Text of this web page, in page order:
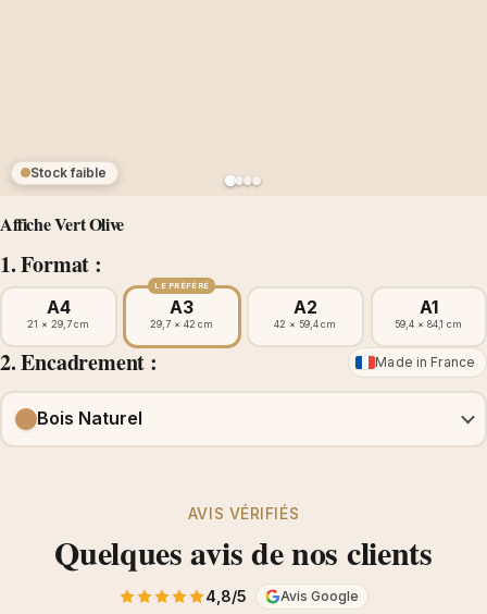
Affiche Vert Olive
1. Format :
Stock faible
A4
21 × 29,7 cm
LE PRÉFÉRÉ
A3
29,7 × 42 cm
A2
42 × 59,4 cm
A1
59,4 × 84,1 cm
2. Encadrement : Made in France
Bois Naturel
AVIS VÉRIFIÉS
Quelques avis de nos clients
4,8/5 Avis Google